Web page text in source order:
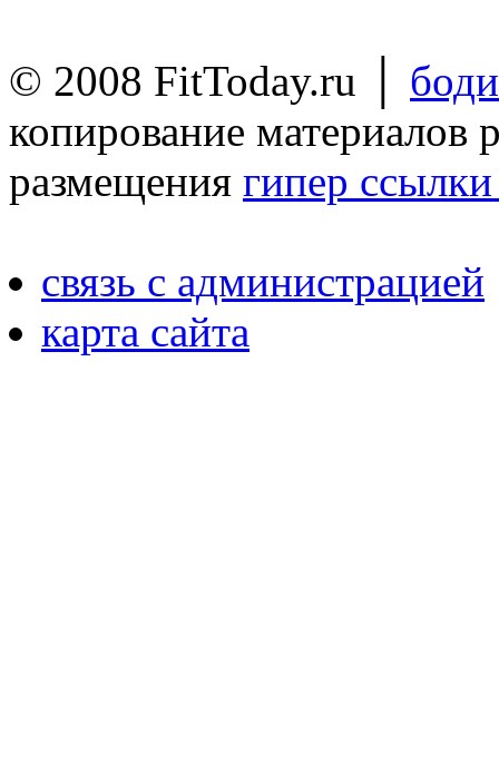
© 2008 FitToday.ru │
копирование материалов
размещения гипер
связь с администрацией
карта сайта